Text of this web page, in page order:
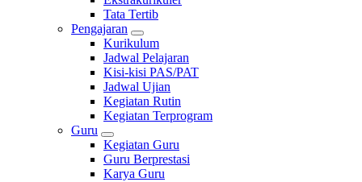
Tata Tertib
Pengajaran
Kurikulum
Jadwal Pelajaran
Kisi-kisi PAS/PAT
Jadwal Ujian
Kegiatan Rutin
Kegiatan Terprogram
Guru
Kegiatan Guru
Guru Berprestasi
Karya Guru